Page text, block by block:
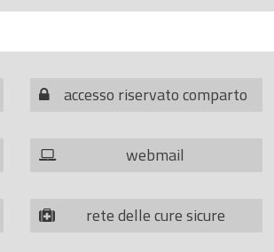
accesso riservato comparto
webmail
rete delle cure sicure